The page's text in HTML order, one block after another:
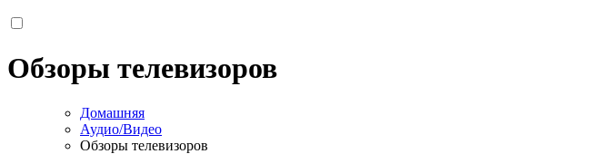
Обзоры телевизоров
Домашняя
Аудио/Видео
Обзоры телевизоров